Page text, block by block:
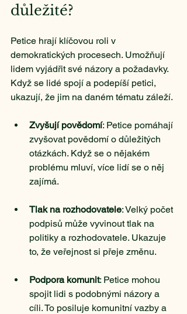
důležité?
Petice hrají klíčovou roli v
demokratických procesech. Umožňují
lidem vyjádřit své názory a požadavky.
Když se lidé spojí a podepíší petici,
ukazují, že jim na daném tématu záleží.
Zvyšují povědomí: Petice pomáhají
zvyšovat povědomí o důležitých
otázkách. Když se o nějakém
problému mluví, více lidí se o něj
zajímá.
Tlak na rozhodovatele: Velký počet
podpisů může vyvinout tlak na
politiky a rozhodovatele. Ukazuje
to, že veřejnost si přeje změnu.
Podpora komunit: Petice mohou
spojit lidi s podobnými názory a
cíli. To posiluje komunitní vazby a